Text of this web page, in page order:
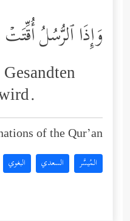
وَإِذَا ٱلرُّسُلُ أُقِّتَتۡ
of the Qur’an:
المُيسَّر السعدي البغوي